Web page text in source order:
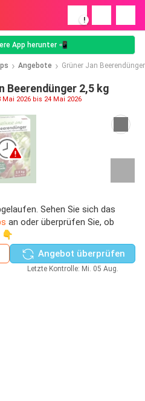
!
App herunter 📲
Angebote Grüner Jan Beerendünger
Beerendünger 2,5 kg
Mai 2026 bis 24 Mai 2026
Sehen Sie sich das
an oder überprüfen Sie, ob
👇
Angebot überprüfen
Letzte Kontrolle: Mi. 05 Aug.